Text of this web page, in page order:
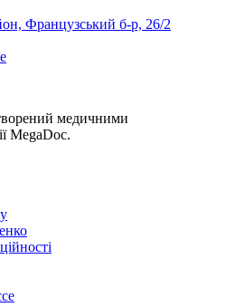
Французський б-р, 26/2
медичними
MegaDoc.